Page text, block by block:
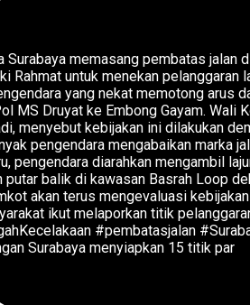
Surabaya menyiapkan 15 titik par